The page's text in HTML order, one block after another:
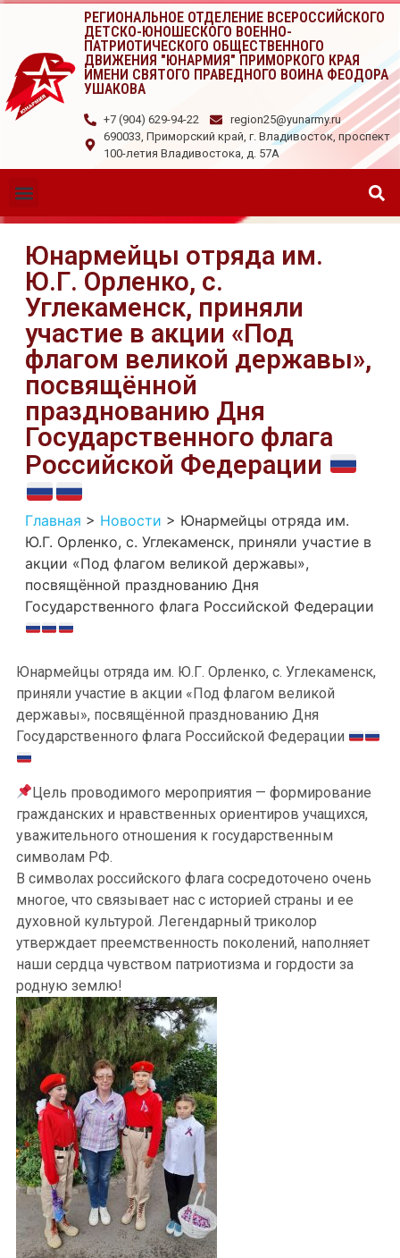
РЕГИОНАЛЬНОЕ ОТДЕЛЕНИЕ ВСЕРОССИЙСКОГО
ДЕТСКО-ЮНОШЕСКОГО ВОЕННО-
ПАТРИОТИЧЕСКОГО ОБЩЕСТВЕННОГО
ДВИЖЕНИЯ "ЮНАРМИЯ" ПРИМОРКОГО КРАЯ
ИМЕНИ СВЯТОГО ПРАВЕДНОГО ВОИНА ФЕОДОРА
УШАКОВА
+7 (904) 629-94-22
region25@yunarmy.ru
690033, Приморский край, г. Владивосток, проспект
100-летия Владивостока, д. 57А
Юнармейцы отряда им.
Ю.Г. Орленко, с.
Углекаменск, приняли
участие в акции «Под
флагом великой державы»,
посвящённой
празднованию Дня
Государственного флага
Российской Федерации
Главная > Новости > Юнармейцы отряда им.
Ю.Г. Орленко, с. Углекаменск, приняли участие в
акции «Под флагом великой державы»,
посвящённой празднованию Дня
Государственного флага Российской Федерации
Юнармейцы отряда им. Ю.Г. Орленко, с. Углекаменск,
приняли участие в акции «Под флагом великой
державы», посвящённой празднованию Дня
Государственного флага Российской Федерации
Цель проводимого мероприятия — формирование
гражданских и нравственных ориентиров учащихся,
уважительного отношения к государственным
символам РФ.
В символах российского флага сосредоточено очень
многое, что связывает нас с историей страны и ее
духовной культурой. Легендарный триколор
утверждает преемственность поколений, наполняет
наши сердца чувством патриотизма и гордости за
родную землю!